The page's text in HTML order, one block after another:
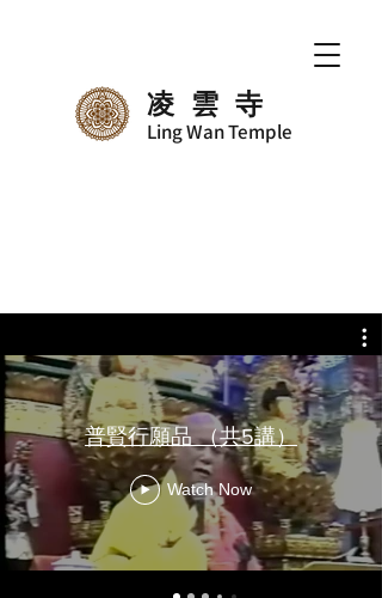
凌雲寺
Ling Wan Temple
普賢行願品 （共5講）
Watch Now